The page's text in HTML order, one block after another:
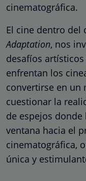
cinematográfica.
El cine dentro del
Adaptation, nos
desafíos
enfrentan los
convertirse en un
cuestionar la
de espejos
ventana hacia el
cinematográfica,
única y